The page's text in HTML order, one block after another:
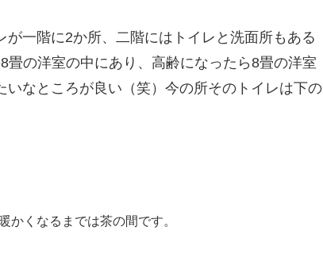
一階に2か所、二階にはトイレと洗面所もある
の洋室の中にあり、高齢になったら8畳の洋室
なところが良い（笑）今の所そのトイレは下の
かくなるまでは茶の間です。